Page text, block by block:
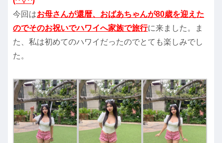
今回はお母さんが還暦、おばあちゃんが80歳を迎えた
のでそのお祝いでハワイへ家族で旅行に来ました。ま
た、私は初めてのハワイだったのでとても楽しみでし
た。